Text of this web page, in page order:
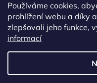
Používáme cookies,
prohlížení webu a díky
zlepšovali jeho funkce,
informací
Tisíce